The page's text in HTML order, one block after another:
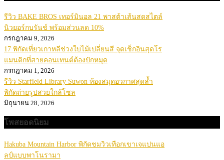
รีวิว BAKE BROS เทอร์มินอล 21 พาสต้าเส้นสดสไตล์
นิวยอร์กบรันช์ พร้อมส่วนลด 10%
กรกฎาคม 9, 2026
17 พิกัดเที่ยวเกาหลีช่วงใบไม้เปลี่ยนสี จุดเช็กอินสุดโร
แมนติกที่สายคอนเทนต์ต้องปักหมุด
กรกฎาคม 1, 2026
รีวิว Starfield Library Suwon ห้องสมุดอวกาศสุดล้ำ
พิกัดถ่ายรูปสวยใกล้โซล
มิถุนายน 28, 2026
โพสยอดนิยม
Hakuba Mountain Harbor พิกัดชมวิวเทือกเขาเจแปนแอ
ลป์แบบพาโนรามา